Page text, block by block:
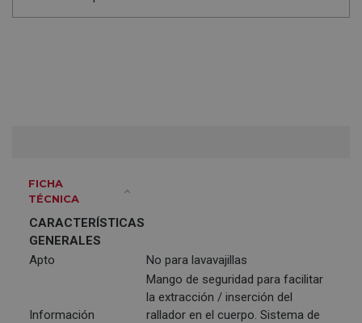
FICHA
TÉCNICA
CARACTERÍSTICAS
GENERALES
Apto
No para lavavajillas
Información
Mango de seguridad para facilitar
la extracción / inserción del
rallador en el cuerpo. Sistema de